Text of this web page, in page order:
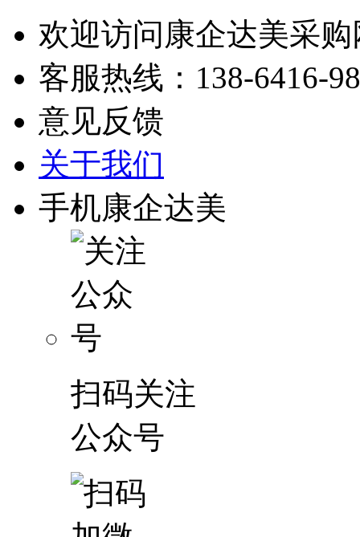
欢迎访问康企达美采购
客服热线： 138-6416-
意见反馈
关于我们
手机康企达美
扫码关注
公众号